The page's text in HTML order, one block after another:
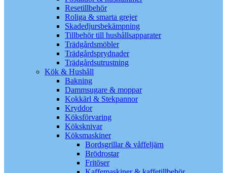
Resetillbehör
Roliga & smarta grejer
Skadedjursbekämpning
Tillbehör till hushållsapparater
Trädgårdsmöbler
Trädgårdsprydnader
Trädgårdsutrustning
Kök & Hushåll
Bakning
Dammsugare & moppar
Kokkärl & Stekpannor
Kryddor
Köksförvaring
Köksknivar
Köksmaskiner
Bordsgrillar & våffeljärn
Brödrostar
Fritöser